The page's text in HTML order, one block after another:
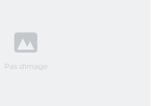
Pas d'image